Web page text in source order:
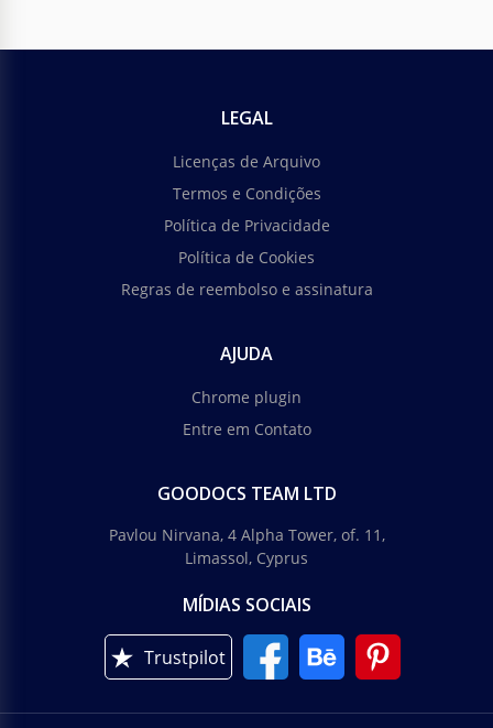
LEGAL
Licenças de Arquivo
Termos e Condições
Política de Privacidade
Política de Cookies
Regras de reembolso e assinatura
AJUDA
Chrome plugin
Entre em Contato
GOODOCS TEAM LTD
Pavlou Nirvana, 4 Alpha Tower, of. 11,
Limassol, Cyprus
MÍDIAS SOCIAIS
Trustpilot